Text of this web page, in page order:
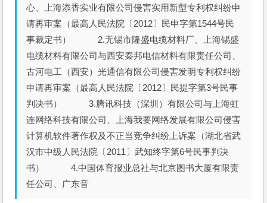
心、上海添香实业有限公司侵害实用新型专利权纠纷申
请再审案（最高人民法院〔2012〕民申字第1544号民
事裁定书） 2.无锡市隆盛电缆材料厂、上海锡盛
电缆材料有限公司与西安秦邦电信材料有限责任公司、
古河电工（西安）光通信有限公司侵害发明专利权纠纷
申请再审案（最高人民法院〔2012〕民提字第3号民事
判决书） 3.腾讯科技（深圳）有限公司与上海虹
连网络科技有限公司、上海我要网络发展有限公司侵害
计算机软件著作权及不正当竞争纠纷上诉案（湖北省武
汉市中级人民法院〔2011〕武知终字第6号民事判决
书） 4.中国体育报业总社与北京图书大厦有限责
任公司、广东音